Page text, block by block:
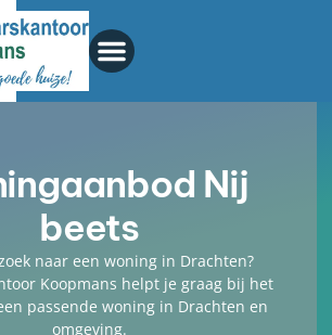
Nij
beets
naar een woning in Drachten?
Koopmans helpt je graag bij het
passende woning in Drachten en
omgeving.